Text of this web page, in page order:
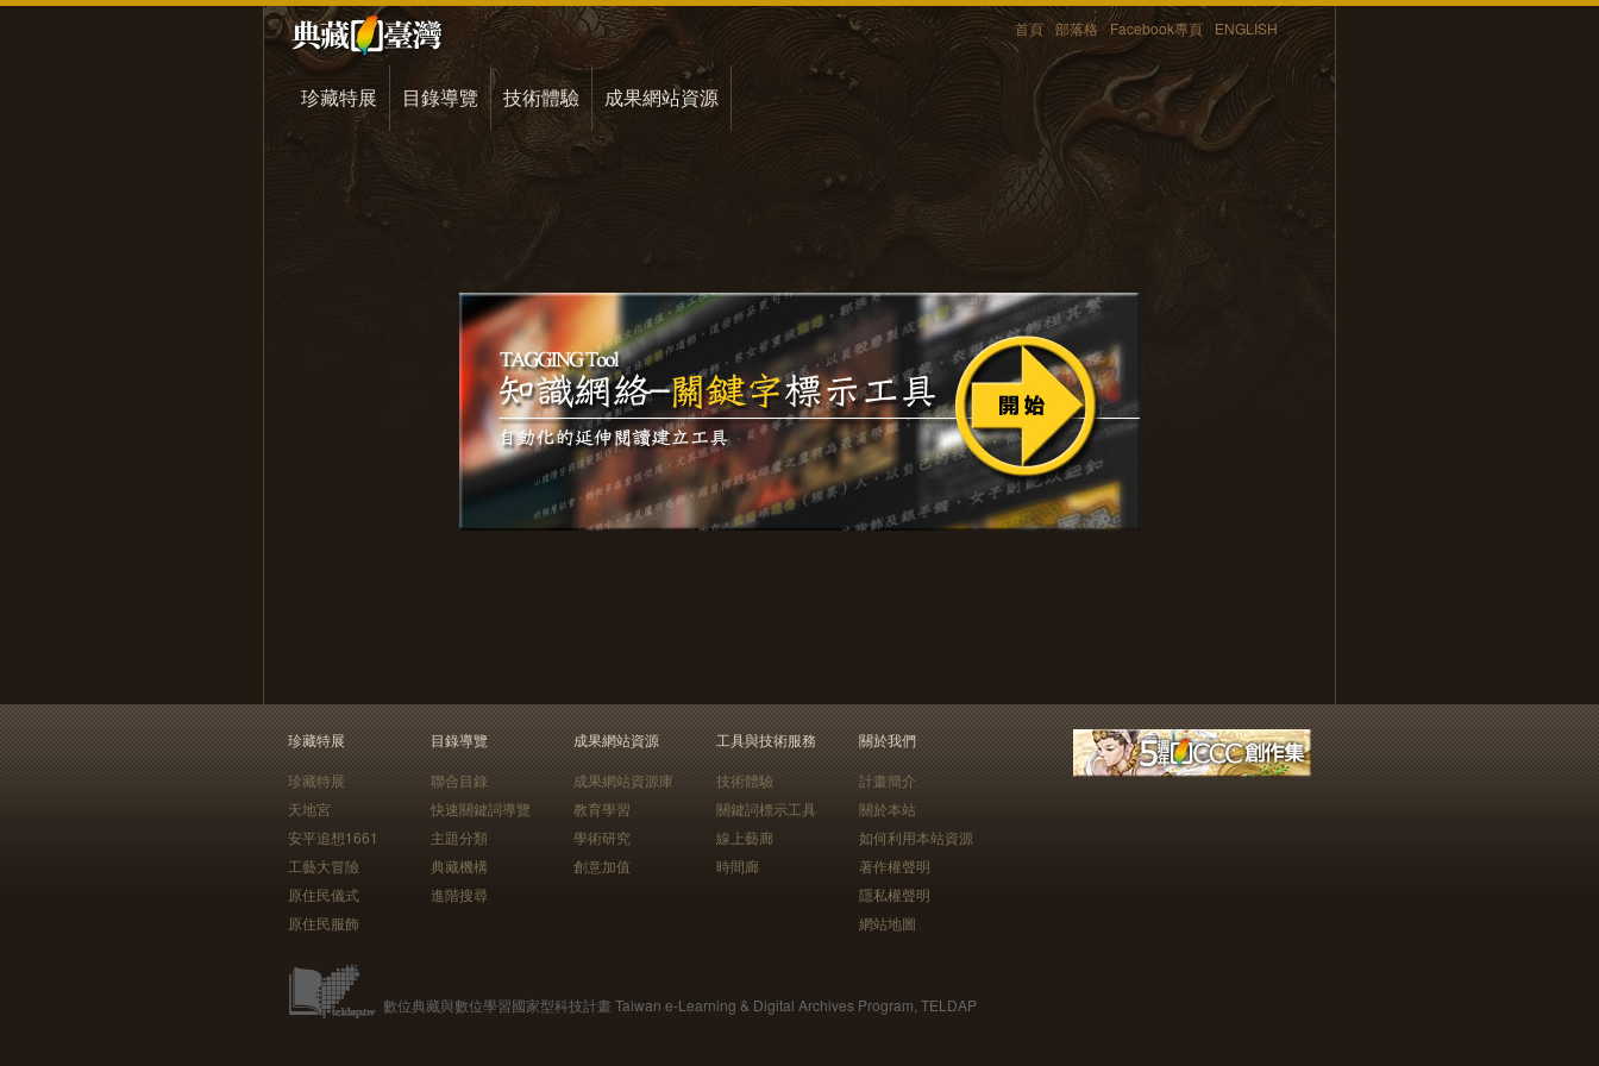
首頁 部落格 Facebook專頁 ENGLISH
珍藏特展 目錄導覽 技術體驗 成果網站資源
珍藏特展
珍藏特展
天地宮
安平追想1661
工藝大冒險
原住民儀式
原住民服飾
目錄導覽
聯合目錄
快速關鍵詞導覽
主題分類
典藏機構
進階搜尋
成果網站資源
成果網站資源庫
教育學習
學術研究
創意加值
工具與技術服務
技術體驗
關鍵詞標示工具
線上藝廊
時間廊
關於我們
計畫簡介
關於本站
如何利用本站資源
著作權聲明
隱私權聲明
網站地圖
數位典藏與數位學習國家型科技計畫 Taiwan e-Learning & Digital Archives Program, TELDAP